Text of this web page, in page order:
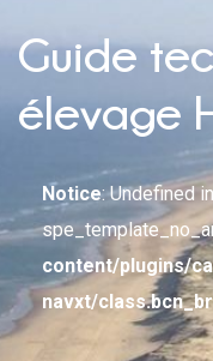
Guide
élevage
Notice: Undefined
content/plugins/
navxt/